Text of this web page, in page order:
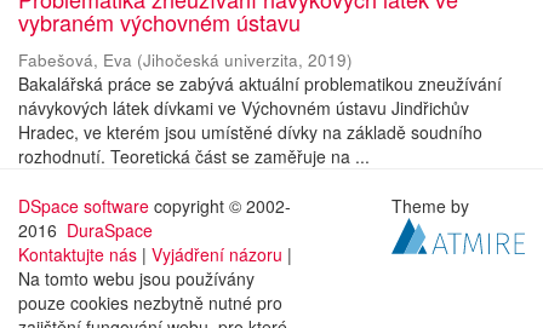
vybraném výchovném ústavu
Fabešová, Eva (Jihočeská univerzita, 2019)
Bakalářská práce se zabývá aktuální problematikou zneužívání
návykových látek dívkami ve Výchovném ústavu Jindřichův
Hradec, ve kterém jsou umístěné dívky na základě soudního
rozhodnutí. Teoretická část se zaměřuje na ...
DSpace software copyright © 2002-
2016 DuraSpace
Kontaktujte nás | Vyjádření názoru |
Na tomto webu jsou používány
pouze cookies nezbytně nutné pro
Theme by